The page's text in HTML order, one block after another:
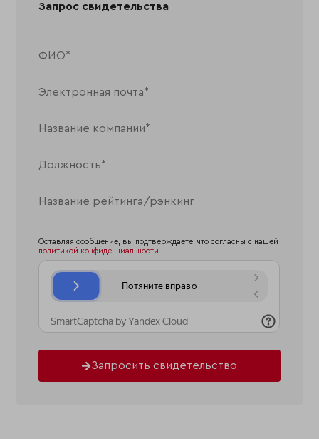
Запрос свидетельства
Оставляя сообщение, вы подтверждаете, что согласны с нашей
политикой конфиденциальности
Запросить свидетельство